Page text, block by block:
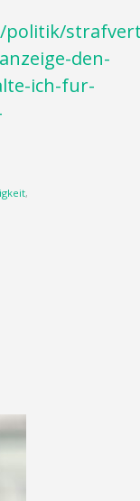
politik/
den-
ich-fur-
,